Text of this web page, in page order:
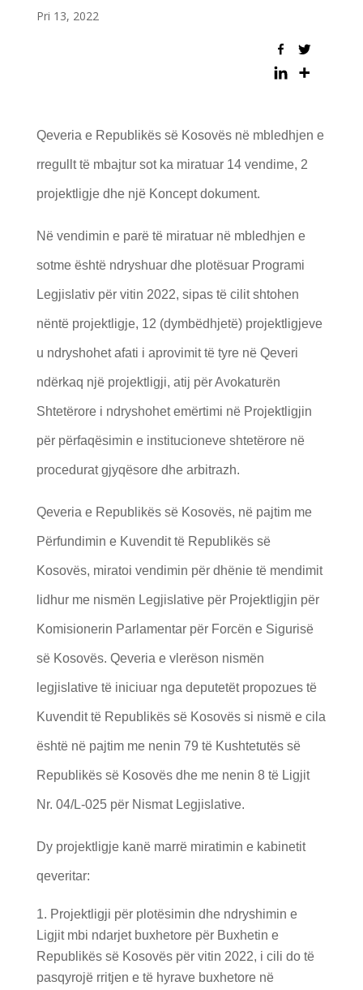
Pri 13, 2022
Qeveria e Republikës së Kosovës në mbledhjen e
rregullt të mbajtur sot ka miratuar 14 vendime, 2
projektligje dhe një Koncept dokument.
Në vendimin e parë të miratuar në mbledhjen e
sotme është ndryshuar dhe plotësuar Programi
Legjislativ për vitin 2022, sipas të cilit shtohen
nëntë projektligje, 12 (dymbëdhjetë) projektligjeve
u ndryshohet afati i aprovimit të tyre në Qeveri
ndërkaq një projektligji, atij për Avokaturën
Shtetërore i ndryshohet emërtimi në Projektligjin
për përfaqësimin e institucioneve shtetërore në
procedurat gjyqësore dhe arbitrazh.
Qeveria e Republikës së Kosovës, në pajtim me
Përfundimin e Kuvendit të Republikës së
Kosovës, miratoi vendimin për dhënie të mendimit
lidhur me nismën Legjislative për Projektligjin për
Komisionerin Parlamentar për Forcën e Sigurisë
së Kosovës. Qeveria e vlerëson nismën
legjislative të iniciuar nga deputetët propozues të
Kuvendit të Republikës së Kosovës si nismë e cila
është në pajtim me nenin 79 të Kushtetutës së
Republikës së Kosovës dhe me nenin 8 të Ligjit
Nr. 04/L-025 për Nismat Legjislative.
Dy projektligje kanë marrë miratimin e kabinetit
qeveritar:
Projektligji për plotësimin dhe ndryshimin e
Ligjit mbi ndarjet buxhetore për Buxhetin e
Republikës së Kosovës për vitin 2022, i cili do të
pasqyrojë rritjen e të hyrave buxhetore në